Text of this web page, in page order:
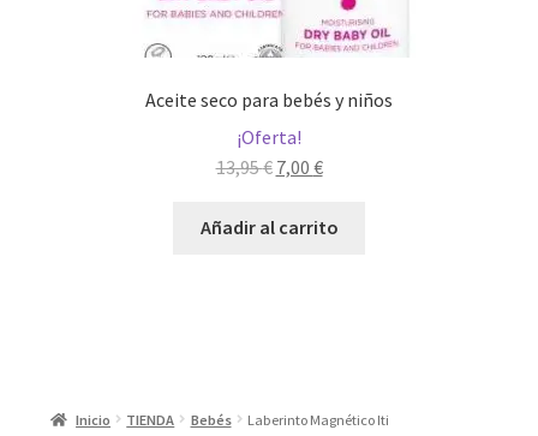
Aceite seco para bebés y niños
¡Oferta!
13,95€ El
original
7,00 €El
actual
Añadir al carrito
Inicio TIENDA Bebés Laberinto Magnético Iti